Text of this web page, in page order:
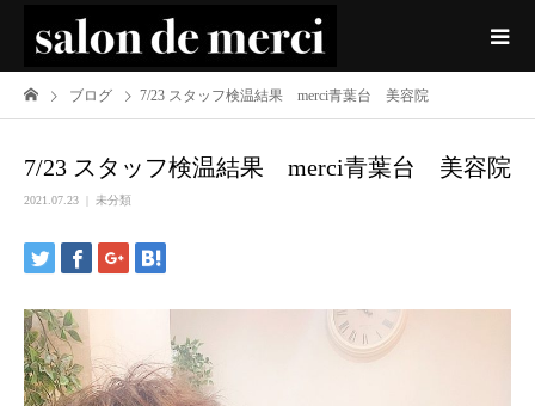
ブログ 7/23 スタッフ検温結果 merci青葉台 美容院
7/23 スタッフ検温結果 merci青葉台 美容院
2021.07.23 未分類